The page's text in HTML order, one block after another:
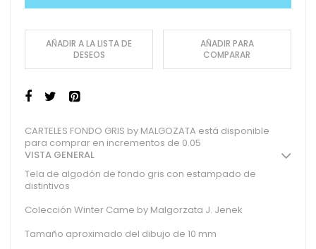
AÑADIR A LA LISTA DE
DESEOS
AÑADIR PARA
COMPARAR
CARTELES FONDO GRIS by MALGOZATA está disponible
para comprar en incrementos de 0.05
VISTA GENERAL
Tela de algodón de fondo gris con estampado de
distintivos
Colección Winter Came by Malgorzata J. Jenek
Tamaño aproximado del dibujo de 10 mm